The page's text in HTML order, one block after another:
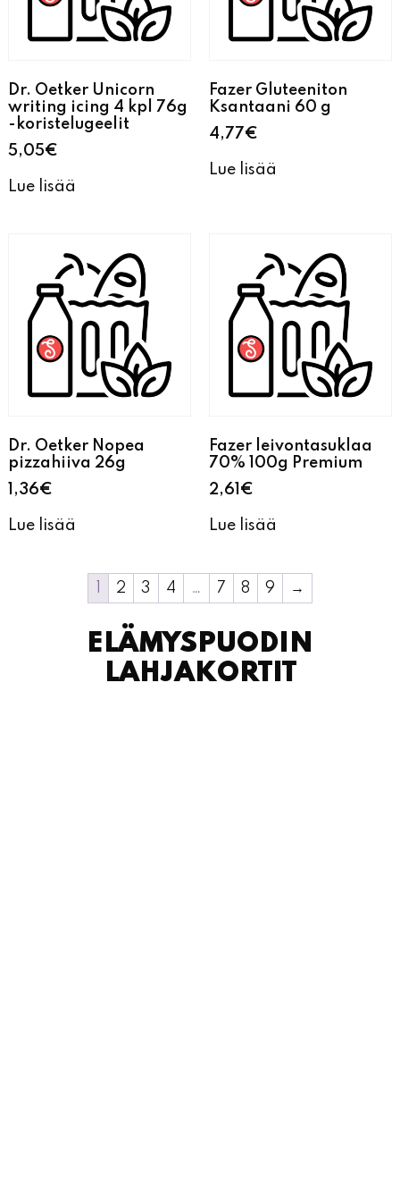
Dr. Oetker Unicorn
writing icing 4 kpl 76g
-koristelugeelit
5,05€
Lue lisää
Fazer Gluteeniton
Ksantaani 60 g
4,77€
Lue lisää
Dr. Oetker Nopea
pizzahiiva 26g
1,36€
Lue lisää
Fazer leivontasuklaa
70% 100g Premium
2,61 €
Lue lisää
2 3 4 … 7 8 9 →
ELÄMYSPUODIN
LAHJAKORTIT